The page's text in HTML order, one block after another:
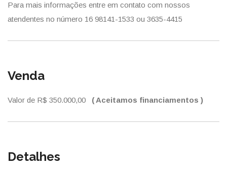
Para mais informações entre em contato com nossos
atendentes no número 16 98141-1533 ou 3635-4415
Venda
Valor de R$ 350.000,00 ( Aceitamos financiamentos )
Detalhes